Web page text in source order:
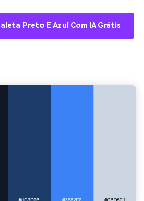
Preto E Azul Com IA Grátis